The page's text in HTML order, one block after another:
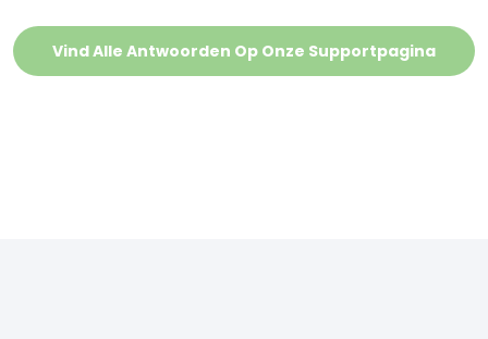
Vind Alle Antwoorden Op Onze Supportpagina